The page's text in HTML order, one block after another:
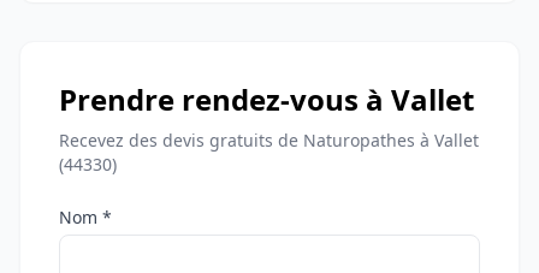
Prendre rendez-vous à Vallet
Recevez des devis gratuits de Naturopathes à Vallet
(44330)
Nom *